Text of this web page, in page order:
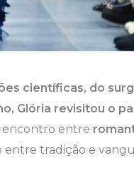
científicas, do
Glória revisitou o
encontro entre
tradição e